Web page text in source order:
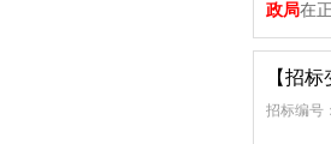
政局在
【招标
招标编号